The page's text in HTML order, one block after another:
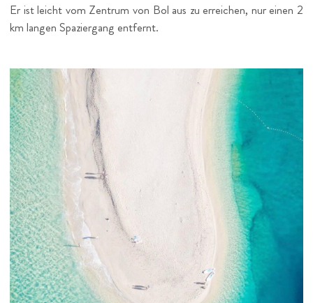
Er ist leicht vom Zentrum von Bol aus zu erreichen, nur einen 2
km langen Spaziergang entfernt.